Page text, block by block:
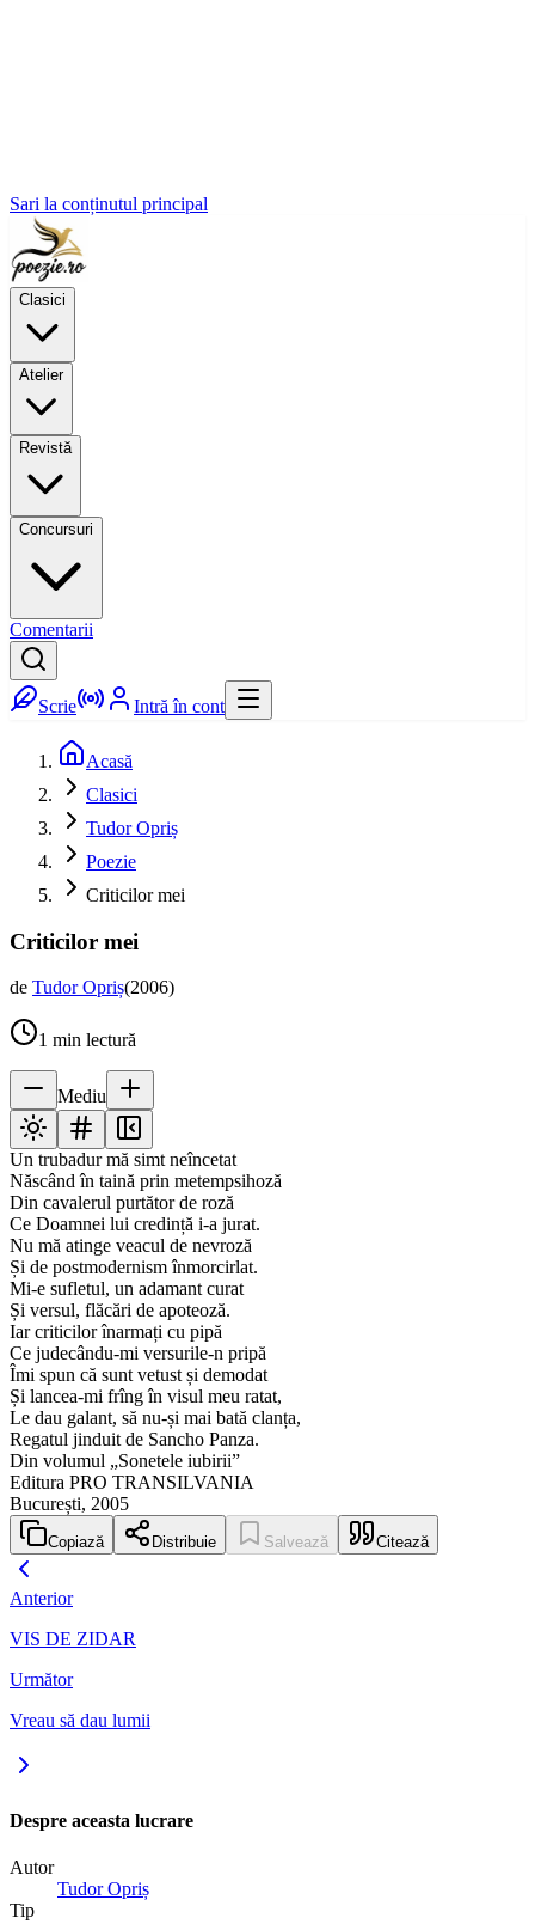
Sari la conținutul principal
Clasici
Atelier
Revistă
Concursuri
Comentarii
Scrie Intră în cont
Acasă
Clasici
Tudor Opriș
Poezie
Criticilor mei
Criticilor mei
de Tudor Opriș(2006)
1 min lectură
Mediu
Un trubadur mă simt neîncetat
Născând în taină prin metempsihoză
Din cavalerul purtător de roză
Ce Doamnei lui credință i-a jurat.
Nu mă atinge veacul de nevroză
Și de postmodernism înmorcirlat.
Mi-e sufletul, un adamant curat
Și versul, flăcări de apoteoză.
Iar criticilor înarmați cu pipă
Ce judecându-mi versurile-n pripă
Îmi spun că sunt vetust și demodat
Și lancea-mi frîng în visul meu ratat,
Le dau galant, să nu-și mai bată clanța,
Regatul jinduit de Sancho Panza.
Din volumul „Sonetele iubirii”
Editura PRO TRANSILVANIA
București, 2005
Copiază Distribuie Salvează Citează
Anterior
VIS DE ZIDAR
Următor
Vreau să dau lumii
Despre aceasta lucrare
Autor
Tudor Opriș
Tip